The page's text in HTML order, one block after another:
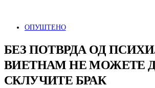
ОПУШТЕНО
БЕЗ ПОТВРДА ОД
ВИЕТНАМ НЕ МОЖЕТЕ
СКЛУЧИТЕ БРАК